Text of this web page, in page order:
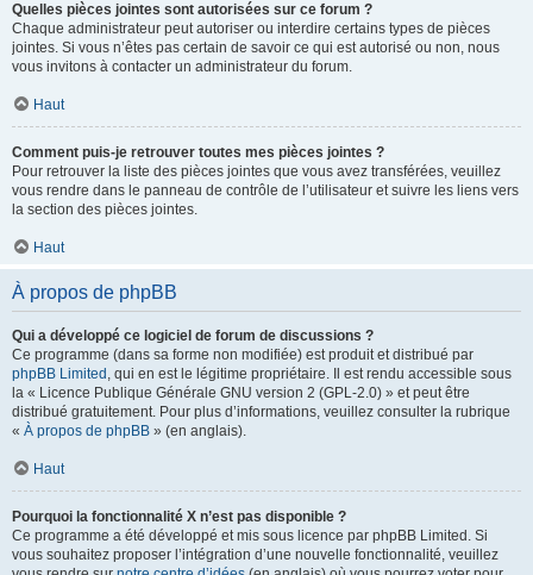
Quelles pièces jointes sont autorisées sur ce forum ?
Chaque administrateur peut autoriser ou interdire certains types de pièces
jointes. Si vous n’êtes pas certain de savoir ce qui est autorisé ou non, nous
vous invitons à contacter un administrateur du forum.
Haut
Comment puis-je retrouver toutes mes pièces jointes ?
Pour retrouver la liste des pièces jointes que vous avez transférées, veuillez
vous rendre dans le panneau de contrôle de l’utilisateur et suivre les liens vers
la section des pièces jointes.
Haut
À propos de phpBB
Qui a développé ce logiciel de forum de discussions ?
Ce programme (dans sa forme non modifiée) est produit et distribué par
phpBB Limited , qui en est le légitime propriétaire. Il est rendu accessible sous
la « Licence Publique Générale GNU version 2 (GPL-2.0) » et peut être
distribué gratuitement. Pour plus d’informations, veuillez consulter la rubrique
« À propos de phpBB » (en anglais).
Haut
Pourquoi la fonctionnalité X n’est pas disponible ?
Ce programme a été développé et mis sous licence par phpBB Limited. Si
vous souhaitez proposer l’intégration d’une nouvelle fonctionnalité, veuillez